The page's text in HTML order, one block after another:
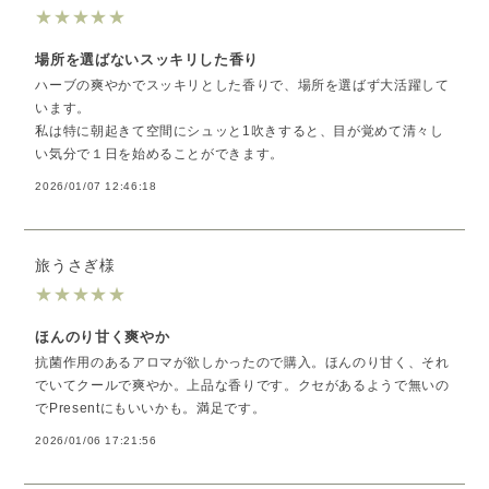
★★★★★
場所を選ばないスッキリした香り
ハーブの爽やかでスッキリとした香りで、場所を選ばず大活躍して
います。
私は特に朝起きて空間にシュッと1吹きすると、目が覚めて清々し
い気分で１日を始めることができます。
2026/01/07 12:46:18
旅うさぎ様
★★★★★
ほんのり甘く爽やか
抗菌作用のあるアロマが欲しかったので購入。ほんのり甘く、それ
でいてクールで爽やか。上品な香りです。クセがあるようで無いの
でPresentにもいいかも。満足です。
2026/01/06 17:21:56